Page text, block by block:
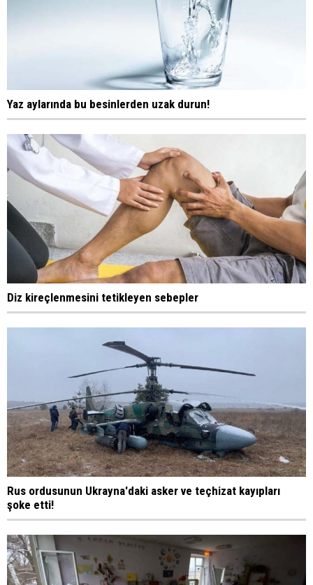
Yaz aylarında bu besinlerden uzak durun!
Diz kireçlenmesini tetikleyen sebepler
Rus ordusunun Ukrayna'daki asker ve teçhizat kayıpları
şoke etti!